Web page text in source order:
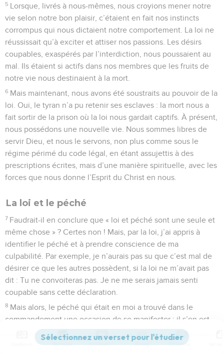
5 Lorsque, livrés à nous-mêmes, nous croyions mener notre
vie selon notre bon plaisir, c’étaient en fait nos instincts
corrompus qui nous dictaient notre comportement. La loi ne
réussissait qu’à exciter et attiser nos passions. Les désirs
coupables, exaspérés par l’interdiction, nous poussaient au
mal. Ils étaient si actifs dans nos membres que les fruits de
notre vie nous destinaient à la mort.
6 Mais maintenant, nous avons été soustraits au pouvoir de la
loi. Oui, le tyran n’a pu retenir ses esclaves : la mort nous a
fait sortir de la prison où la loi nous gardait captifs. À présent,
nous possédons une nouvelle vie. Nous sommes libres de
servir Dieu, et nous le servons, non plus comme sous le
régime périmé du code légal, en étant assujettis à des
prescriptions écrites, mais d’une manière spirituelle, avec les
forces que nous donne l’Esprit du Christ en nous.
La loi et le péché
7 Faudrait-il en conclure que « loi et péché sont une seule et
même chose » ? Certes non ! Mais, par la loi, j’ai appris à
identifier le péché et à prendre conscience de ma
culpabilité. Par exemple, je n’aurais pas su que c’est mal de
désirer ce que les autres possèdent, si la loi ne m’avait pas
dit : Tu ne convoiteras pas. Je ne me serais jamais senti
coupable sans cette déclaration.
8 Mais alors, le péché qui était en moi a trouvé dans le
commandement une occasion de se manifester ; il s’en est
forgé une arme contre moi. L’interdiction même lui a servi
pour susciter en moi toutes sortes de convoitises, la défense
Versions Commentaires Strong